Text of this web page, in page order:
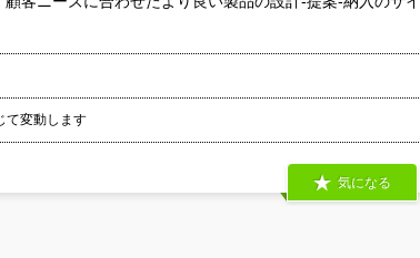
て変動します
気になる